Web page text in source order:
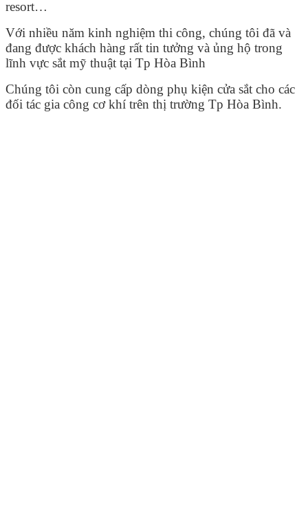
resort…
Với nhiều năm kinh nghiệm thi công, chúng tôi đã và
đang được khách hàng rất tin tưởng và ủng hộ trong
lĩnh vực sắt mỹ thuật tại Tp Hòa Bình
Chúng tôi còn cung cấp dòng phụ kiện cửa sắt cho các
đối tác gia công cơ khí trên thị trường Tp Hòa Bình.